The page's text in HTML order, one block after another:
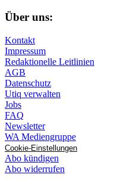
Über uns:
Kontakt
Impressum
Redaktionelle Leitlinien
AGB
Datenschutz
Utiq verwalten
Jobs
FAQ
Newsletter
WA Mediengruppe
Cookie-Einstellungen
Abo kündigen
Abo widerrufen